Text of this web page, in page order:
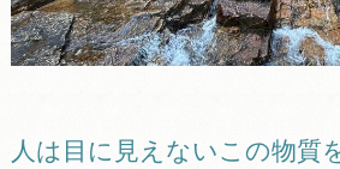
人は目に見えないこの物質